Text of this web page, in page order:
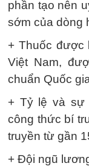
phần tạo nên
sớm của dòng
+ Thuốc được
Việt Nam,
chuẩn Quốc
+ Tỷ lệ và sự
công thức bí
truyền từ gần
+ Đội ngũ